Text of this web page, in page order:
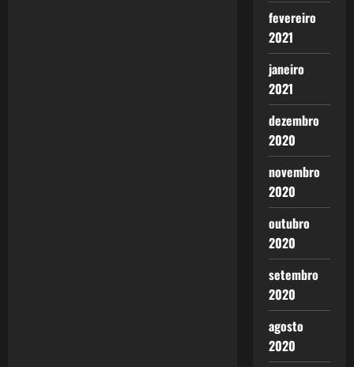
fevereiro
2021
janeiro
2021
dezembro
2020
novembro
2020
outubro
2020
setembro
2020
agosto
2020